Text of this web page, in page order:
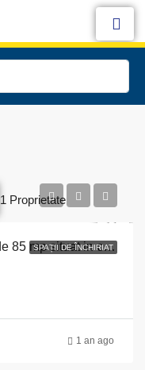
1 Proprietate
SPAȚII DE ÎNCHIRIAT
De inchiriat spatiu cu suprafata de 85 mp situat in comuna Moraresti nr. 14 A, judetul Arges
1 an ago